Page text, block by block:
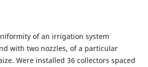
of an irrigation system
with two nozzles, of a particular
Were installed 36 collectors spaced